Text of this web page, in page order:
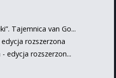
Tajemnica van Go...
edycja rozszerzona
edycja rozszerzon...